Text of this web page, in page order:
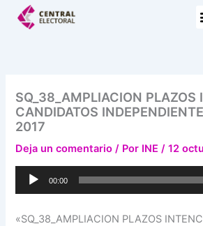
SQ_38_AMPLIACION PLAZOS
CANDIDATOS
2017
Deja un comentario / Por INE/12
Reproductor
00:00
«SQ_38_AMPLIACION PLAZOS